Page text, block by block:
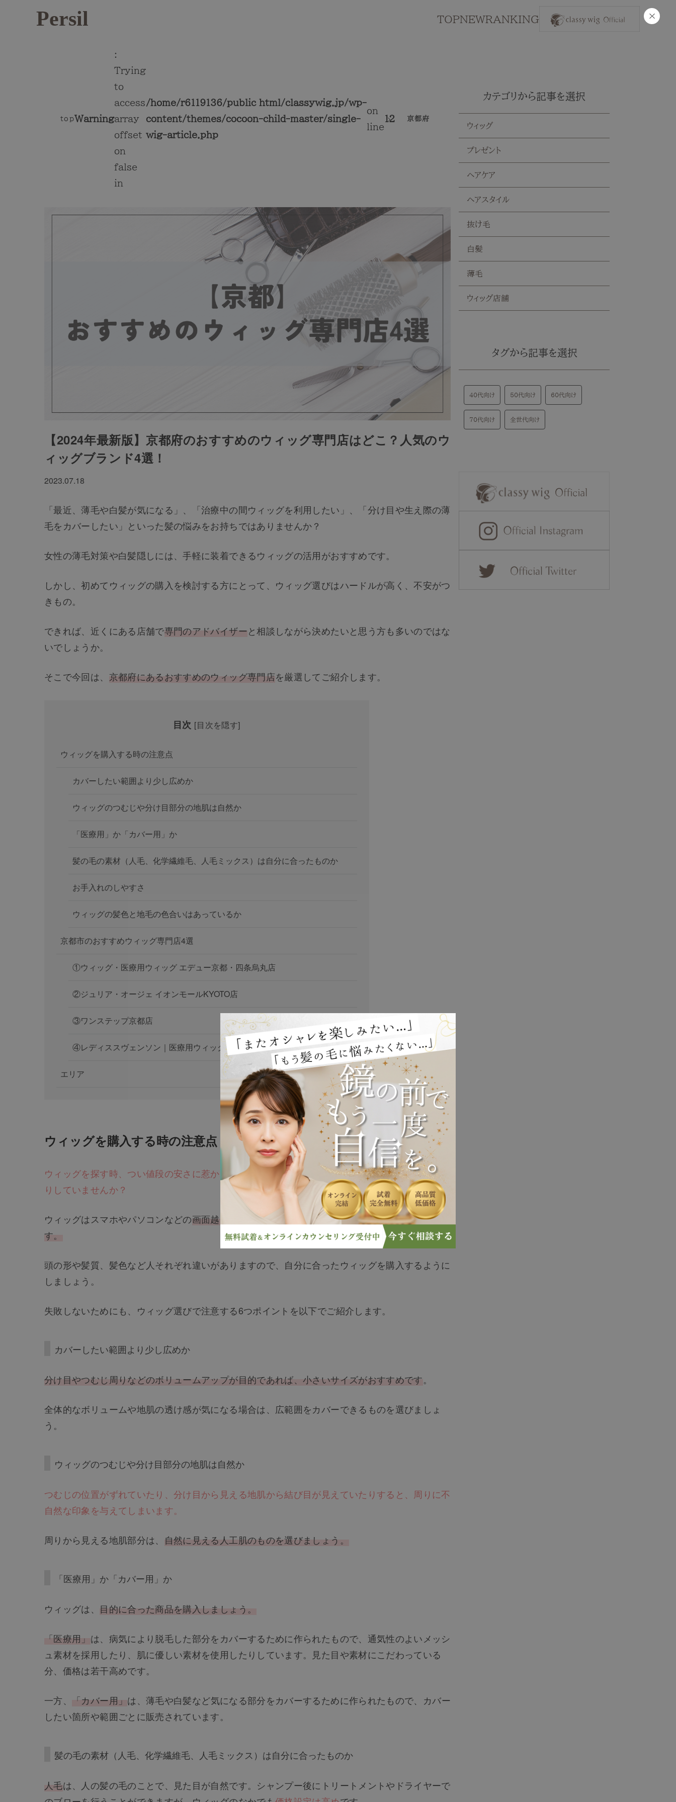
Persil TOPNEWRANKING
topWarning
:
Trying
to
access
array
offset
on
false
in
/home/r6119136/public_html/classywig.jp/wp-
content/themes/cocoon-child-master/single-
wig-article.php
on
line
12 京都府
【2024年最新版】京都府のおすすめのウィッグ専門店はどこ？人気のウ
ィッグブランド4選！
2023.07.18
「最近、薄毛や白髪が気になる」、「治療中の間ウィッグを利用したい」、「分け目や生え際の薄
毛をカバーしたい」といった髪の悩みをお持ちではありませんか？
女性の薄毛対策や白髪隠しには、手軽に装着できるウィッグの活用がおすすめです。
しかし、初めてウィッグの購入を検討する方にとって、ウィッグ選びはハードルが高く、不安がつ
きもの。
できれば、近くにある店舗で専門のアドバイザーと相談しながら決めたいと思う方も多いのではな
いでしょうか。
そこで今回は、 京都府にあるおすすめのウィッグ専門店を厳選してご紹介します。
目次 [目次を隠す]
ウィッグを購入する時の注意点
カバーしたい範囲より少し広めか
ウィッグのつむじや分け目部分の地肌は自然か
「医療用」か「カバー用」か
髪の毛の素材（人毛、化学繊維毛、人毛ミックス）は自分に合ったものか
お手入れのしやすさ
ウィッグの髪色と地毛の色合いはあっているか
京都市のおすすめウィッグ専門店4選
①ウィッグ・医療用ウィッグ エデュー京都・四条烏丸店
②ジュリア・オージェ イオンモールKYOTO店
③ワンステップ京都店
④レディススヴェンソン｜医療用ウィッグ（カツラ）京都サロン
エリア
ウィッグを購入する時の注意点
ウィッグを探す時、つい値段の安さに惹かれたり、ネット通販サイトの口コミの良さだけで選んだ
りしていませんか？
ウィッグはスマホやパソコンなどの画面越しで見る場合と実物で見る場合とでは、印象が異なりま
す。
頭の形や髪質、髪色など人それぞれ違いがありますので、自分に合ったウィッグを購入するように
しましょう。
失敗しないためにも、ウィッグ選びで注意する6つポイントを以下でご紹介します。
カバーしたい範囲より少し広めか
分け目やつむじ周りなどのボリュームアップが目的であれば、小さいサイズがおすすめです。
全体的なボリュームや地肌の透け感が気になる場合は、広範囲をカバーできるものを選びましょ
う。
ウィッグのつむじや分け目部分の地肌は自然か
つむじの位置がずれていたり、分け目から見える地肌から結び目が見えていたりすると、周りに不
自然な印象を与えてしまいます。
周りから見える地肌部分は、 自然に見える人工肌のものを選びましょう。
「医療用」か「カバー用」か
ウィッグは、 目的に合った商品を購入しましょう。
「医療用」 は、病気により脱毛した部分をカバーするために作られたもので、通気性のよいメッシ
ュ素材を採用したり、肌に優しい素材を使用したりしています。見た目や素材にこだわっている
分、価格は若干高めです。
一方、 「カバー用」 は、薄毛や白髪など気になる部分をカバーするために作られたもので、カバー
したい箇所や範囲ごとに販売されています。
髪の毛の素材（人毛、化学繊維毛、人毛ミックス）は自分に合ったものか
人毛は、人の髪の毛のことで、見た目が自然です。シャンプー後にトリートメントやドライヤーで
カテゴリから記事を選択
ウィッグ
プレゼント
ヘアケア
ヘアスタイル
抜け毛
白髪
薄毛
ウィッグ店舗
タグから記事を選択
40代向け 50代向け 60代向け
70代向け 全世代向け
×